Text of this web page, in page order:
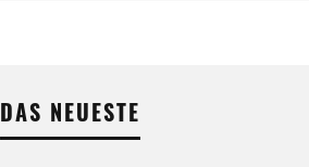
DAS NEUESTE